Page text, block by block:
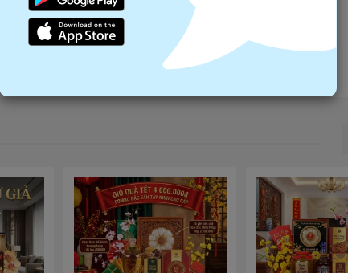
và câu trả lời sẽ được hiển thị tại đây.